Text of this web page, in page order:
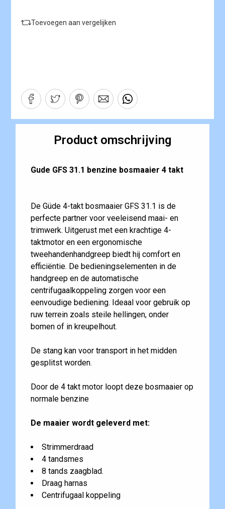
Toevoegen aan vergelijken
Product omschrijving
Gude GFS 31.1 benzine bosmaaier 4 takt
De Güde 4-takt bosmaaier GFS 31.1 is de
perfecte partner voor veeleisend maai- en
trimwerk. Uitgerust met een krachtige 4-
taktmotor en een ergonomische
tweehandenhandgreep biedt hij comfort en
efficiëntie. De bedieningselementen in de
handgreep en de automatische
centrifugaalkoppeling zorgen voor een
eenvoudige bediening. Ideaal voor gebruik op
ruw terrein zoals steile hellingen, onder
bomen of in kreupelhout.
De stang kan voor transport in het midden
gesplitst worden.
Door de 4 takt motor loopt deze bosmaaier op
normale benzine
De maaier wordt geleverd met:
Strimmerdraad
4 tandsmes
8 tands zaagblad.
Draag harnas
Centrifugaal koppeling